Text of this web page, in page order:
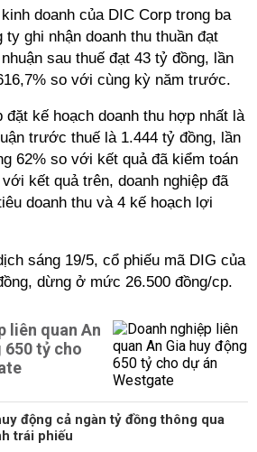
doanh của DIC Corp trong ba
ty ghi nhận doanh thu thuần đạt
sau thuế đạt 43 tỷ đồng, lần
so với cùng kỳ năm trước.
đặt kế hoạch doanh thu hợp nhất là
trước thuế là 1.444 tỷ đồng, lần
62% so với kết quả đã kiểm toán
kết quả trên, doanh nghiệp đã
doanh thu và 4 kế hoạch lợi
sáng 19/5, cổ phiếu mã DIG của
dừng ở mức 26.500 đồng/cp.
liên quan An
650 tỷ cho
động cả ngàn tỷ đồng thông qua
trái phiếu